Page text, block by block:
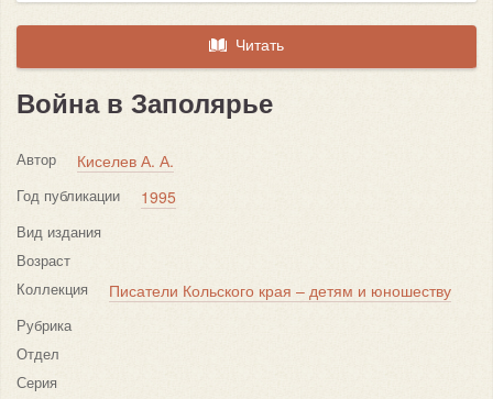
Читать
Война в Заполярье
Автор Киселев А. А.
Год публикации 1995
Вид издания
Возраст
Коллекция
Писатели Кольского края – детям и юношеству
Рубрика
Отдел
Серия